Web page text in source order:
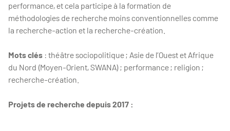
performance, et cela participe à la formation de
méthodologies de recherche moins conventionnelles comme
la recherche-action et la recherche-création.
Mots clés : théâtre sociopolitique ; Asie de l’Ouest et Afrique
du Nord (Moyen-Orient, SWANA) ; performance ; religion ;
recherche-création.
Projets de recherche depuis 2017 :